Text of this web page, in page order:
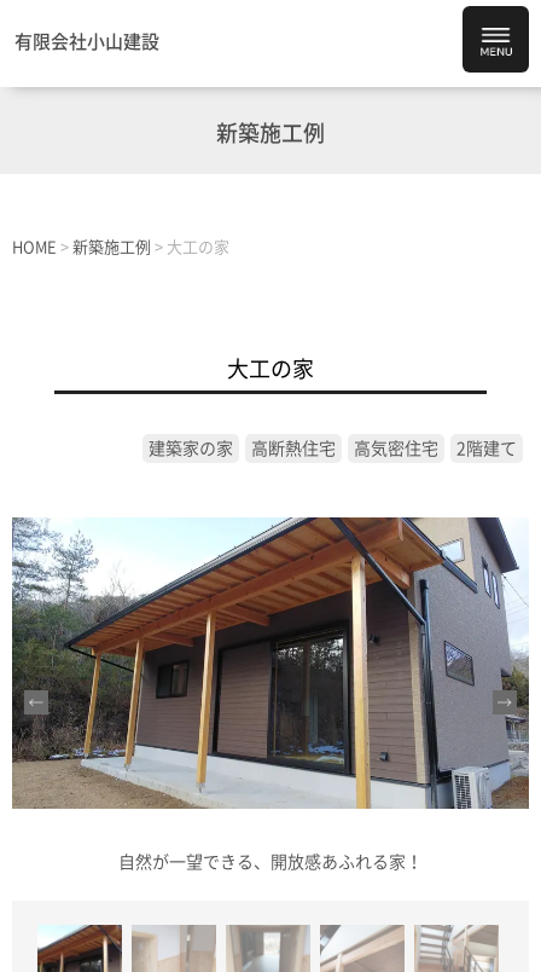
有限会社小山建設
新築施工例
HOME > 新築施工例 > 大工の家
大工の家
建築家の家 高断熱住宅 高気密住宅 2階建て
自然が一望できる、開放感あふれる家！